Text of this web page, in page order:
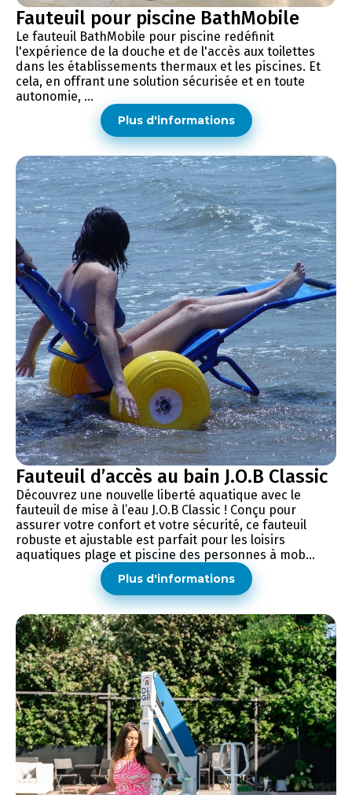
Fauteuil pour piscine BathMobile
Le fauteuil BathMobile pour piscine redéfinit
l'expérience de la douche et de l'accès aux toilettes
dans les établissements thermaux et les piscines. Et
cela, en offrant une solution sécurisée et en toute
autonomie, ...
Plus d'informations
Fauteuil d’accès au bain J.O.B Classic
Découvrez une nouvelle liberté aquatique avec le
fauteuil de mise à l’eau J.O.B Classic ! Conçu pour
assurer votre confort et votre sécurité, ce fauteuil
robuste et ajustable est parfait pour les loisirs
aquatiques plage et piscine des personnes à mob...
Plus d'informations